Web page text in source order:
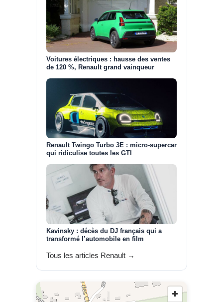
Voitures électriques : hausse des ventes
de 120 %, Renault grand vainqueur
Renault Twingo Turbo 3E : micro-supercar
qui ridiculise toutes les GTI
Kavinsky : décès du DJ français qui a
transformé l’automobile en film
Tous les articles Renault →